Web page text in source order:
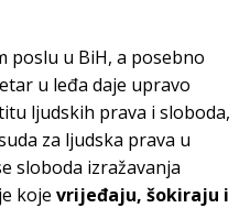
poslu u BiH, a posebno
u leđa daje upravo
ljudskih prava i sloboda,
za ljudska prava u
sloboda izražavanja
koje vrijeđaju, šokiraju i